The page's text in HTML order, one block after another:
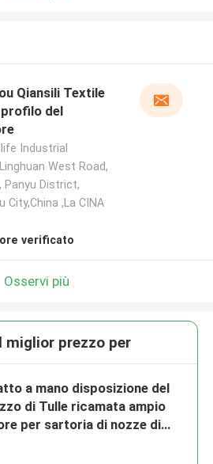
Qiansili Textile
del
Industrial
West Road,
Panyu District,
City,China ,La CINA
verificato
Osservi più
miglior prezzo per
a mano disposizione del
di Tulle ricamata ampio
per sartoria di nozze di